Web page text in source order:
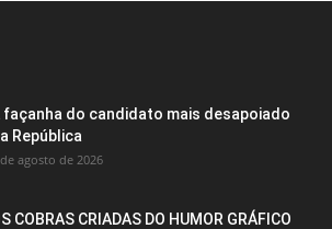
façanha do candidato mais desapoiado
República
agosto de 2026
COBRAS CRIADAS DO HUMOR GRÁFICO